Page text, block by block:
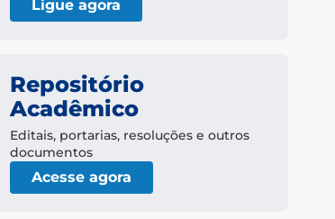
Ligue agora
Repositório
Acadêmico
Editais, portarias, resoluções e outros
documentos
Acesse agora